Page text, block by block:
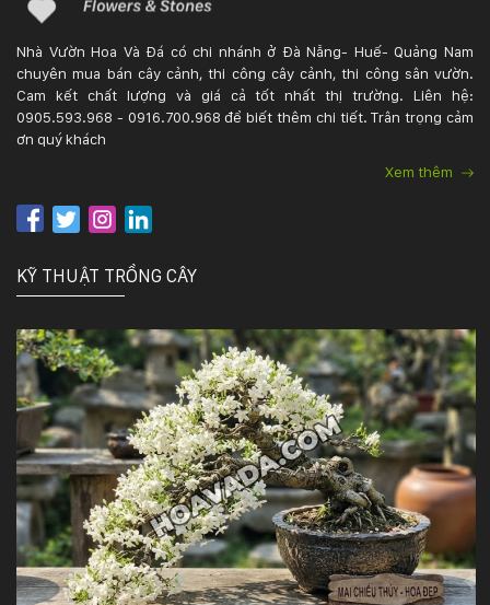
Nhà Vườn Hoa Và Đá có chi nhánh ở Đà Nẵng- Huế- Quảng Nam
chuyên mua bán cây cảnh, thi công cây cảnh, thi công sân vườn.
Cam kết chất lượng và giá cả tốt nhất thị trường. Liên hệ:
0905.593.968 - 0916.700.968 để biết thêm chi tiết. Trân trọng cảm
ơn quý khách
Xem thêm
KỸ THUẬT TRỒNG CÂY